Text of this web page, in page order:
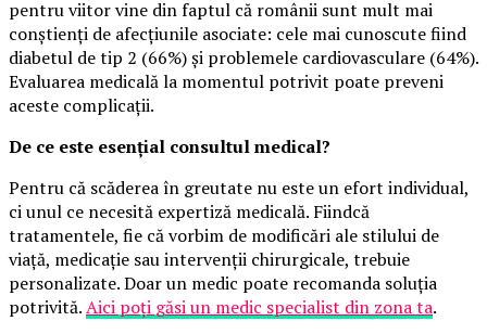
pentru viitor vine din faptul că românii sunt mult mai
conștienți de afecțiunile asociate: cele mai cunoscute fiind
diabetul de tip 2 (66%) și problemele cardiovasculare (64%).
Evaluarea medicală la momentul potrivit poate preveni
aceste complicații.
De ce este esențial consultul medical?
Pentru că scăderea în greutate nu este un efort individual,
ci unul ce necesită expertiză medicală. Fiindcă
tratamentele, fie că vorbim de modificări ale stilului de
viață, medicație sau intervenții chirurgicale, trebuie
personalizate. Doar un medic poate recomanda soluția
potrivită.Aici poți găsi un medic specialist din zona ta.